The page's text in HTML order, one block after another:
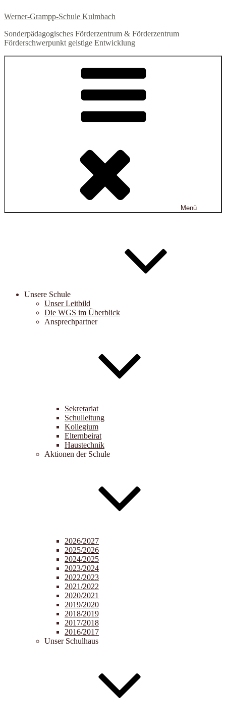
Inhalt
Werner-Grampp-Schule Kulmbach
Sonderpädagogisches Förderzentrum & Förderzentrum
Förderschwerpunkt geistige Entwicklung
Menü
Unsere Schule
Unser Leitbild
Die WGS im Überblick
Ansprechpartner
Sekretariat
Schulleitung
Kollegium
Elternbeirat
Haustechnik
Aktionen der Schule
2026/2027
2025/2026
2024/2025
2023/2024
2022/2023
2021/2022
2020/2021
2019/2020
2018/2019
2017/2018
2016/2017
Unser Schulhaus